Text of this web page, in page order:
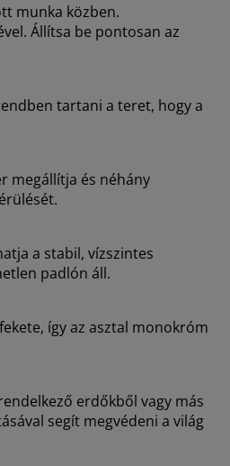
munka közben.
Állítsa be pontosan az
tartani a teret, hogy a
megállítja és néhány
a stabil, vízszintes
padlón áll.
így az asztal monokróm
erdőkből vagy más
segít megvédeni a világ